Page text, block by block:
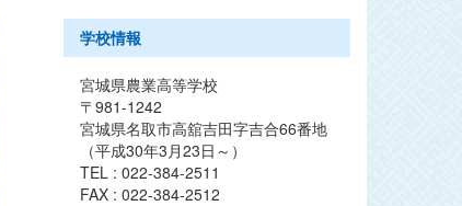
学校情報
宮城県農業高等学校
〒981-1242
宮城県名取市高舘吉田字吉合66番地
（平成30年3月23日～）
TEL : 022-384-2511
FAX : 022-384-2512